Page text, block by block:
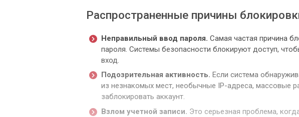
Распространенные причины
Неправильный ввод пароля. Самая частая причина
пароля. Системы безопасности блокируют доступ,
вход.
Подозрительная активность. Если система
из незнакомых мест, необычные IP-адреса, массовые
заблокировать аккаунт.
Взлом учетной записи. Это серьезная проблема,